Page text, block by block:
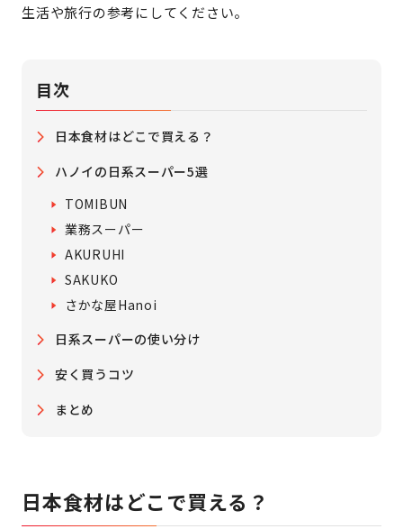
生活や旅行の参考にしてください。
目次
日本食材はどこで買える？
ハノイの日系スーパー5選
TOMIBUN
業務スーパー
AKURUHI
SAKUKO
さかな屋Hanoi
日系スーパーの使い分け
安く買うコツ
まとめ
日本食材はどこで買える？